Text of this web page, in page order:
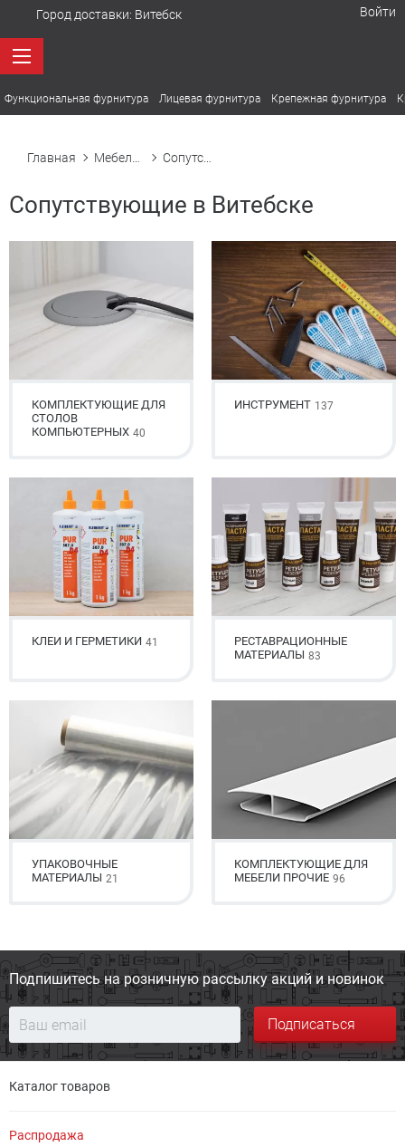
Город доставки: Витебск Войти
Функциональная фурнитура Лицевая фурнитура Крепежная фурнитура
Главная
Сопутствующие в Витебске
КОМПЛЕКТУЮЩИЕ ДЛЯ
СТОЛОВ
КОМПЬЮТЕРНЫХ 40
ИНСТРУМЕНТ 137
КЛЕИ И ГЕРМЕТИКИ 41
РЕСТАВРАЦИОННЫЕ
МАТЕРИАЛЫ 83
УПАКОВОЧНЫЕ
МАТЕРИАЛЫ 21
КОМПЛЕКТУЮЩИЕ ДЛЯ
МЕБЕЛИ ПРОЧИЕ 96
Подпишитесь на розничную рассылку акций и новинок
Подписаться
Каталог товаров
Распродажа